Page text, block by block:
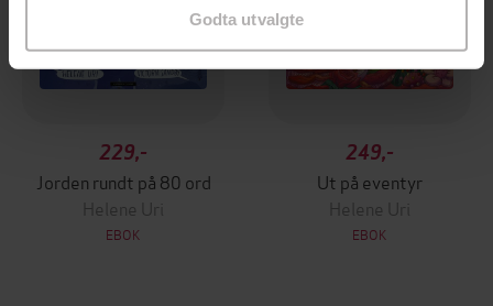
Godta utvalgte
229,-
Jorden rundt på 80 ord
Helene Uri
EBOK
249,-
Ut på eventyr
Helene Uri
EBOK